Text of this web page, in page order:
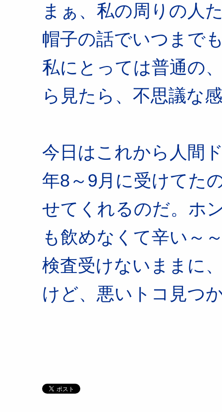
まぁ、私の周りの人
帽子の話でいつまで
私にとっては普通の
ら見たら、不思議な
今日はこれから人間
年8～9月に受けてた
せてくれるのだ。ホ
も飲めなくて辛い～
検査受けないままに
けど、悪いトコ見つ